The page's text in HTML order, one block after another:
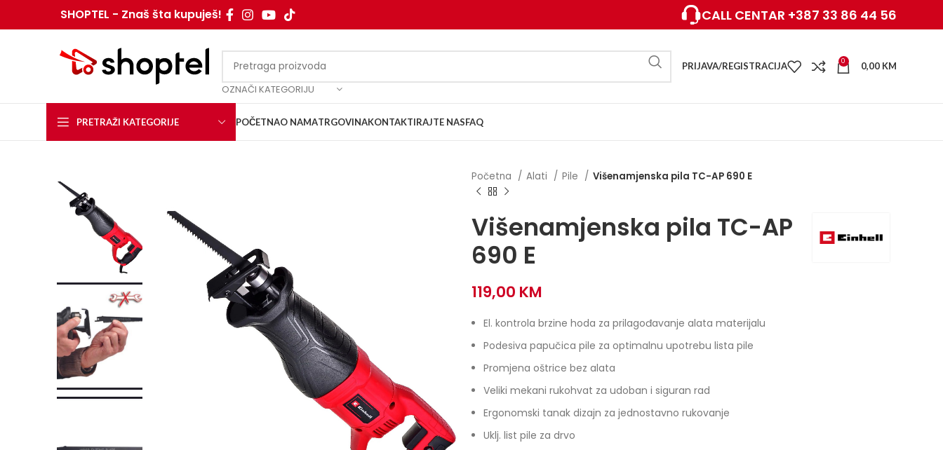
SHOPTEL - Znaš šta kupuješ! CALL CENTAR +387 33 86 44 56
OZNAČI KATEGORIJU
PRIJAVA/REGISTRACIJA 0 0,00 KM
PRETRAŽI KATEGORIJE POČETNAO NAMATRGOVINAKONTAKTIRAJTE NASFAQ
Početna Alati Pile Višenamjenska pila TC-AP 690 E
Višenamjenska pila TC-AP
690 E
119,00 KM
El. kontrola brzine hoda za prilagođavanje alata materijalu
Podesiva papučica pile za optimalnu upotrebu lista pile
Promjena oštrice bez alata
Veliki mekani rukohvat za udoban i siguran rad
Ergonomski tanak dizajn za jednostavno rukovanje
Uklj. list pile za drvo